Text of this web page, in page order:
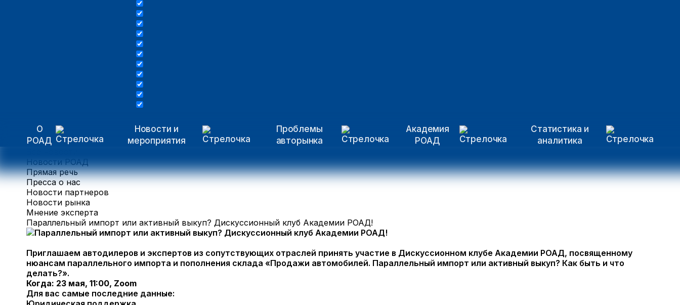
О
РОАД
Новости и
мероприятия
Проблемы
авторынка
Академия
РОАД
Статистика и
аналитика
Новости РОАД
Прямая речь
Пресса о нас
Новости партнеров
Новости рынка
Мнение эксперта
Параллельный импорт или активный выкуп? Дискуссионный клуб Академии РОАД!
Приглашаем автодилеров и экспертов из сопутствующих отраслей принять участие в Дискуссионном клубе Академии РОАД, посвященному
нюансам параллельного импорта и пополнения склада «Продажи автомобилей. Параллельный импорт или активный выкуп? Как быть и что
делать?».
Когда: 23 мая, 11:00, Zoom
Для вас самые последние данные: